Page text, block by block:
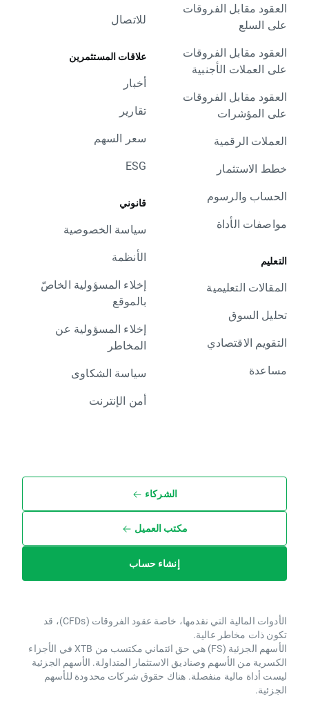
العقود مقابل الفروقات
على السلع
العقود مقابل الفروقات
على العملات الأجنبية
العقود مقابل الفروقات
على المؤشرات
العملات الرقمية
خطط الاستثمار
الحساب والرسوم
مواصفات الأداة
التعليم
المقالات التعليمية
تحليل السوق
التقويم الاقتصادي
مساعدة
للاتصال
علاقات المستثمرين
أخبار
تقارير
سعر السهم
ESG
قانوني
سياسة الخصوصية
الأنظمة
إخلاء المسؤولية الخاصّ
بالموقع
إخلاء المسؤولية عن
المخاطر
سياسة الشكاوى
أمن الإنترنت
الشركاء
مكتب العميل
إنشاء حساب
الأدوات المالية التي نقدمها، خاصة عقود الفروقات (CFDs)، قد
تكون ذات مخاطر عالية.
الأسهم الجزئية (FS) هي حق ائتماني مكتسب من XTB ​​في الأجزاء
الكسرية من الأسهم وصناديق الاستثمار المتداولة. الأسهم الجزئية
ليست أداة مالية منفصلة. هناك حقوق شركات محدودة للأسهم
الجزئية.